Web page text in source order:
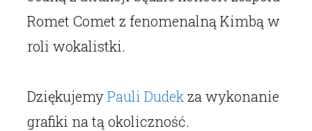
Romet Comet z fenomenalną Kimbą w
roli wokalistki.
DziękujemyPauli Dudekza wykonanie
grafiki na tą okoliczność.